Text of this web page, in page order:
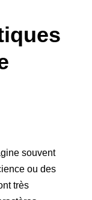
souvent
ou des
très